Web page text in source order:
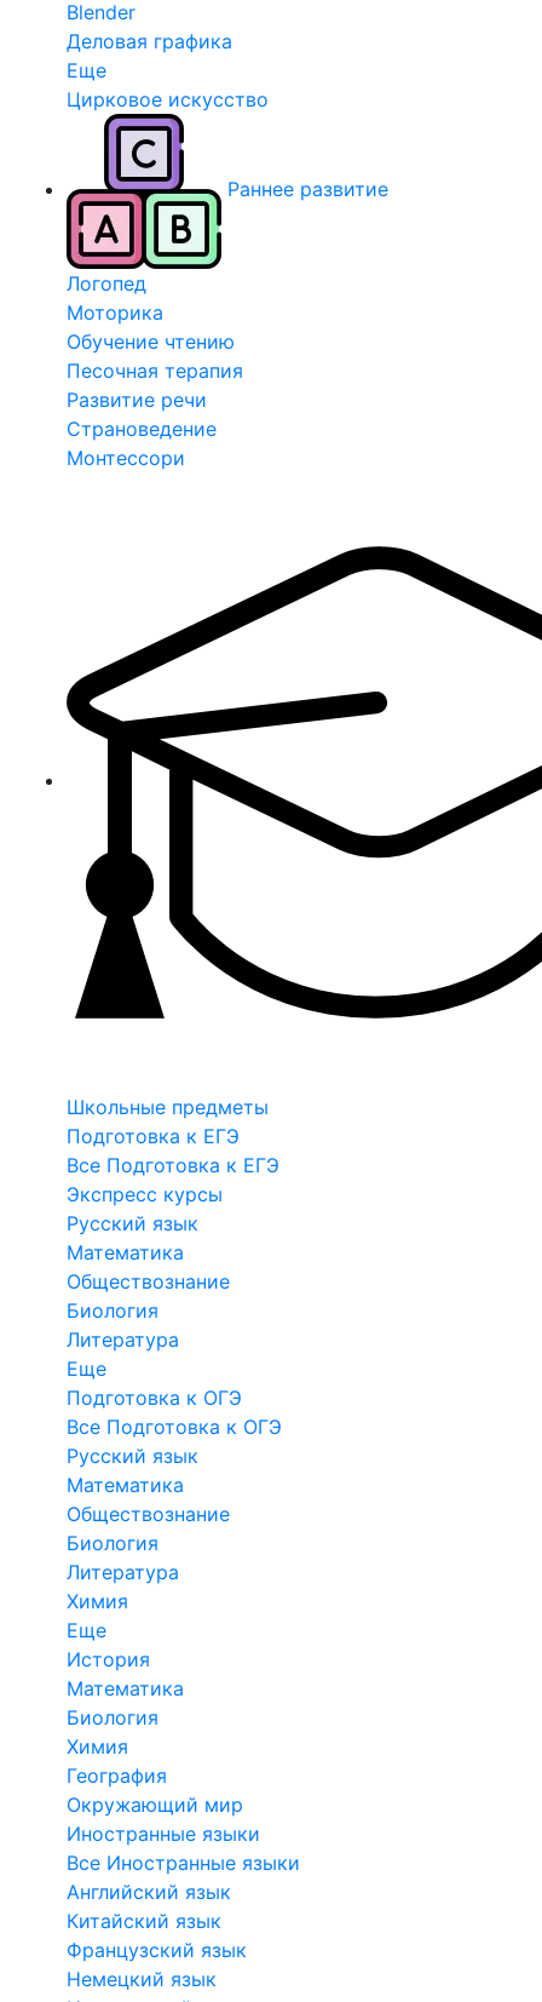
Blender
Деловая графика
Еще
Цирковое искусство
Раннее развитие
Логопед
Моторика
Обучение чтению
Песочная терапия
Развитие речи
Страноведение
Монтессори
Школьные предметы
Подготовка к ЕГЭ
Все Подготовка к ЕГЭ
Экспресс курсы
Русский язык
Математика
Обществознание
Биология
Литература
Еще
Подготовка к ОГЭ
Все Подготовка к ОГЭ
Русский язык
Математика
Обществознание
Биология
Литература
Химия
Еще
История
Математика
Биология
Химия
География
Окружающий мир
Иностранные языки
Все Иностранные языки
Английский язык
Китайский язык
Французский язык
Немецкий язык